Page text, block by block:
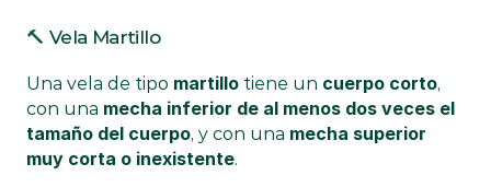
🔨 Vela Martillo
Una vela de tipo martillo tiene un cuerpo corto,
con una mecha inferior de al menos dos veces el
tamaño del cuerpo, y con una mecha superior
muy corta o inexistente.